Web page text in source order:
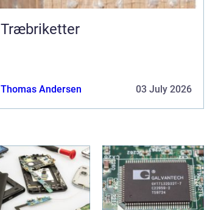
Træbriketter
Thomas Andersen 03 July 2026